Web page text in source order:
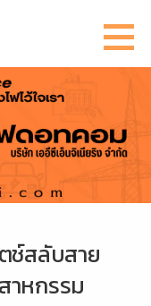
ช์สลับสาย
าหกรรม